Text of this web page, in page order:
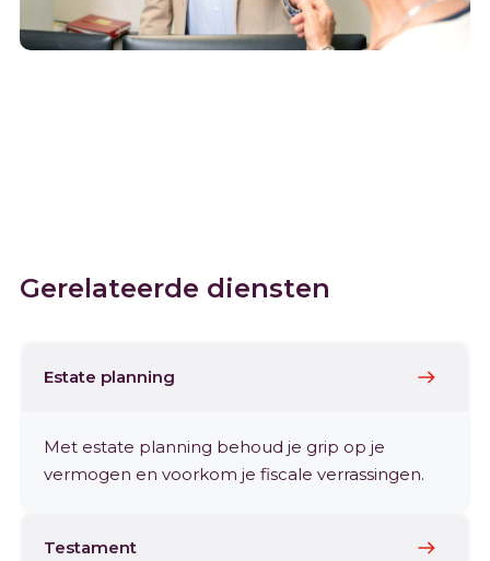
Gerelateerde diensten
Estate planning
Met estate planning behoud je grip op je
vermogen en voorkom je fiscale verrassingen.
Testament